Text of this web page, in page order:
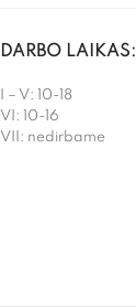
DARBO LAIKAS:
I – V: 10-18
VI: 10-16
VII: nedirbame